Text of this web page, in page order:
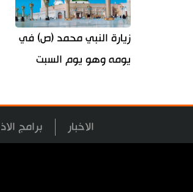
زيارة النبي محمد (ص) في
يومه وهو يوم السبت
الاخبار برامج